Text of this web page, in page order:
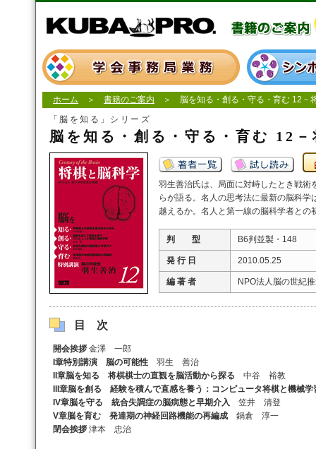
ホーム ＞ 書籍のご案内 ＞ 脳を知る・創る・守る・育む 12－
「脳を知る」シリーズ
脳を知る・創る・守る・育む 12
羽生善治氏は、局面に対峙したとき戦
らが語る。名人の思考法に最新の脳科
越えるか。名人と第一線の脳科学者と
判 型 B6判並製・148
発 行 日 2010.05.25
編 著 者 NPO法人脳の世紀
目次
開会挨拶 金澤 一郎
I章特別講演 脳の可能性 羽生 善治
II章脳を知る 将棋棋士の直観を脳活動から探る 中谷 裕教
III章脳を創る 経験を積んで直感を養う：コンピュータ将棋と機械学
IV章脳を守る 統合失調症の脳病態と早期介入 笠井 清登
V章脳を育む 発達期の神経回路機能の再編成 鍋倉 淳一
閉会挨拶 津本 忠治